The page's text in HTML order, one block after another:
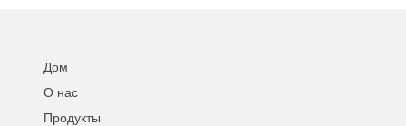
Дом
О нас
Продукты